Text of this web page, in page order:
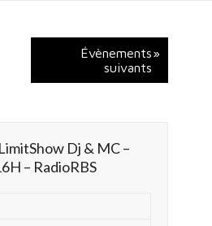
Évènements
suivants
»
Dj & MC –
– RadioRBS